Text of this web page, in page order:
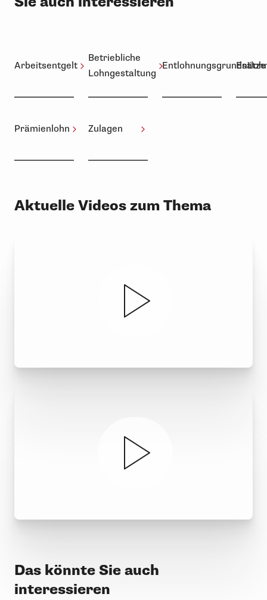
Arbeitsentgelt
Betriebliche
Lohngestaltung
Entlohnungsgrundsätze
Prämienlohn Zulagen
Aktuelle Videos zum Thema
Das könnte Sie auch
interessieren